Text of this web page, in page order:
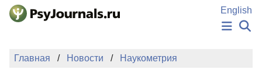
Перейти к основному содержанию
English
НОВОСТИ
Главная Новости Наукометрия